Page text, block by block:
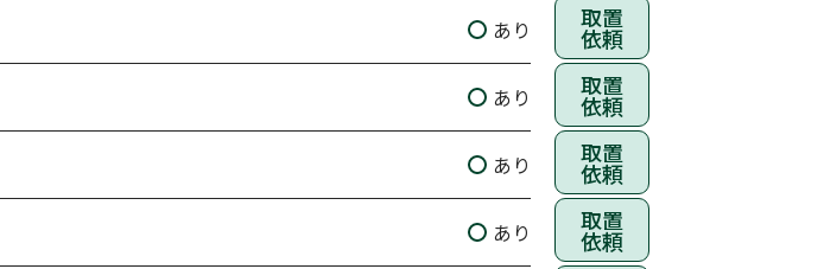
あり 取置
依頼
あり 取置
依頼
あり 取置
依頼
あり 取置
依頼